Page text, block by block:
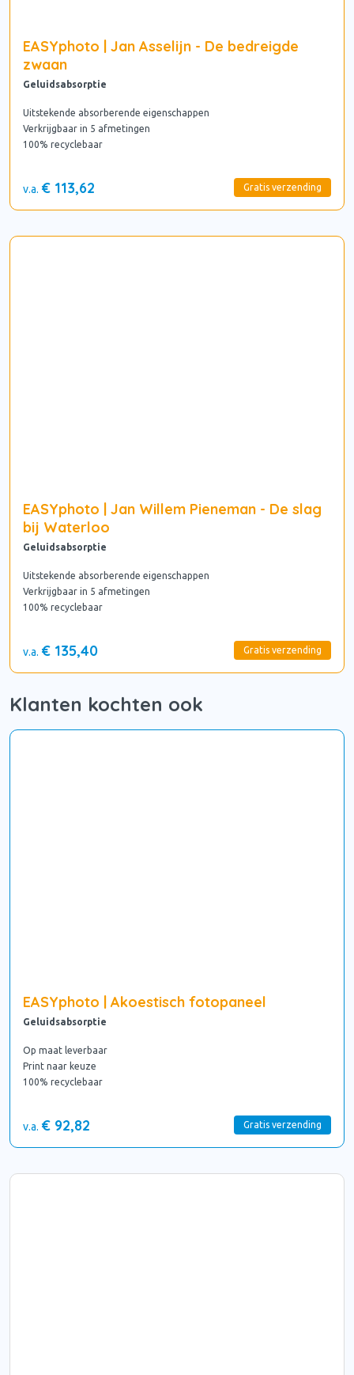
EASYphoto | Jan Asselijn - De bedreigde
zwaan
Geluidsabsorptie
Uitstekende absorberende eigenschappen
Verkrijgbaar in 5 afmetingen
100% recyclebaar
Gratis verzending
v.a. € 113,62
EASYphoto | Jan Willem Pieneman - De slag
bij Waterloo
Geluidsabsorptie
Uitstekende absorberende eigenschappen
Verkrijgbaar in 5 afmetingen
100% recyclebaar
Gratis verzending
v.a. € 135,40
Klanten kochten ook
EASYphoto | Akoestisch fotopaneel
Geluidsabsorptie
Op maat leverbaar
Print naar keuze
100% recyclebaar
Gratis verzending
v.a. € 92,82